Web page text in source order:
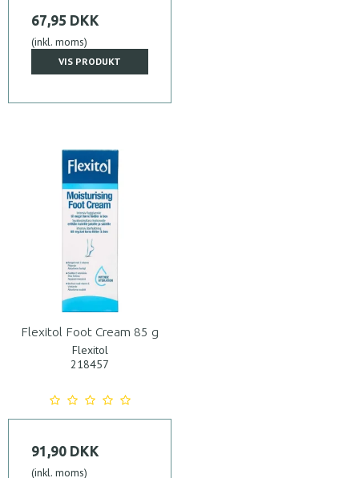
67,95 DKK
(inkl. moms)
VIS PRODUKT
Flexitol Foot Cream 85 g
Flexitol
218457
91,90 DKK
(inkl. moms)